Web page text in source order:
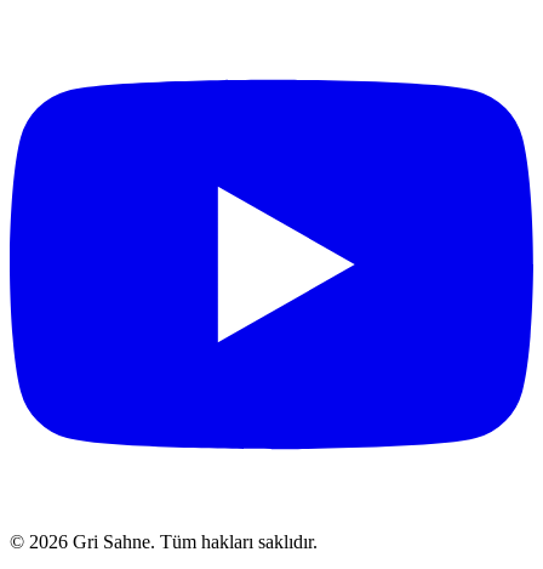
© 2026 Gri Sahne. Tüm hakları saklıdır.